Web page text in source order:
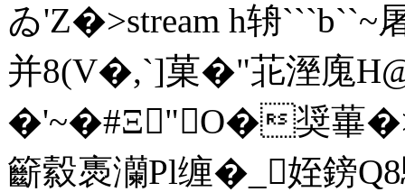
ゐ'Z�>stream h辀```b``~屠
并8(V�,`]菓�"苝溼廆
�'~�#Ξ"O�奨蓽�>
籪縠褭灡Pl缠�_姪鎊